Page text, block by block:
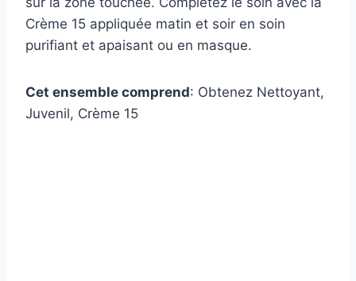
Crème 15 appliquée matin et soir en soin
purifiant et apaisant ou en masque.
Cet ensemble comprend: Obtenez Nettoyant,
Juvenil, Crème 15